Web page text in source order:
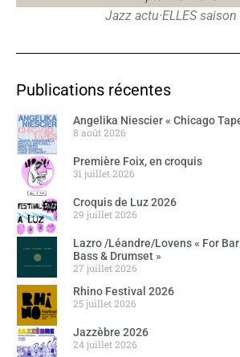
Jazz actu·ELLES
Publications récentes
Angelika Niescier « Chicago
8 août 2026
Première Foix, en croquis
31 juillet 2026
Croquis de Luz 2026
29 juillet 2026
Lazro /Léandre/Lovens « For
Bass & Drumset »
27 juillet 2026
Rhino Festival 2026
25 juillet 2026
Jazzèbre 2026
24 juillet 2026